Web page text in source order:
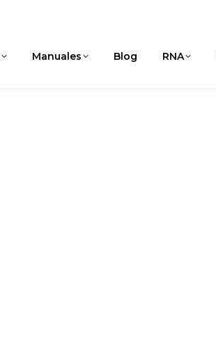
Manuales Blog RNA